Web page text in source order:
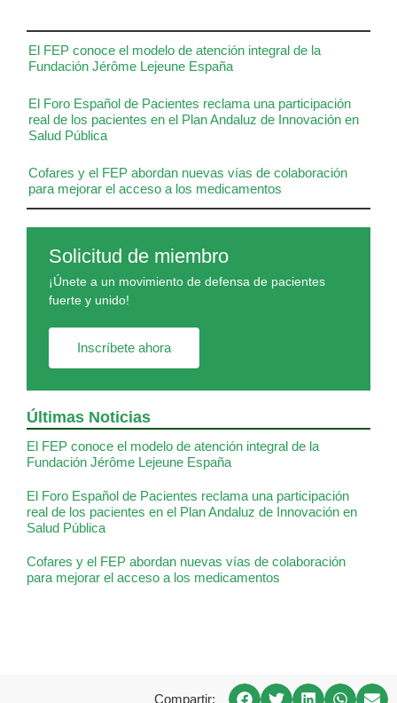
El FEP conoce el modelo de atención integral de la
Fundación Jérôme Lejeune España
El Foro Español de Pacientes reclama una participación
real de los pacientes en el Plan Andaluz de Innovación en
Salud Pública
Cofares y el FEP abordan nuevas vías de colaboración
para mejorar el acceso a los medicamentos
Solicitud de miembro
¡Únete a un movimiento de defensa de pacientes
fuerte y unido!
Inscríbete ahora
Últimas Noticias
El FEP conoce el modelo de atención integral de la
Fundación Jérôme Lejeune España
El Foro Español de Pacientes reclama una participación
real de los pacientes en el Plan Andaluz de Innovación en
Salud Pública
Cofares y el FEP abordan nuevas vías de colaboración
para mejorar el acceso a los medicamentos
Compartir: